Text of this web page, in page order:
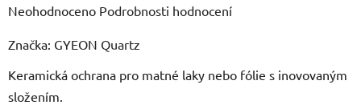
Keramická ochrana pro matné laky nebo fólie s inovovaným
složením.
Průměrné
produktu
je
0,0
Neohodnoceno Podrobnosti hodnocení
Značka: GYEON Quartz